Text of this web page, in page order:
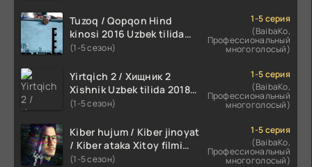
Tuzoq / Qopqon Hind
kinosi 2016 Uzbek tilida
tarjima film HD
(1-5 сезон)
1-5 серия
(BaibaKo,
Профессиональный
многоголосый)
Yirtqich 2 / Хищник 2
Xishnik Uzbek tilida 2018-
2024 O'zbekcha tarjima
(1-5 сезон)
1-5 серия
(BaibaKo,
Профессиональный
многоголосый)
Kiber hujum / Kiber jinoyat
/ Kiber ataka Xitoy filmi
Uzbek tilida O'zbekcha
(1-5 сезон)
1-5 серия
(BaibaKo,
Профессиональный
многоголосый)